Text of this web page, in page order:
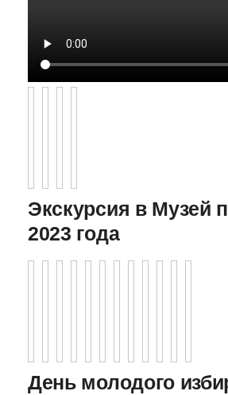
Экскурсия в Музей
2023 года
День молодого